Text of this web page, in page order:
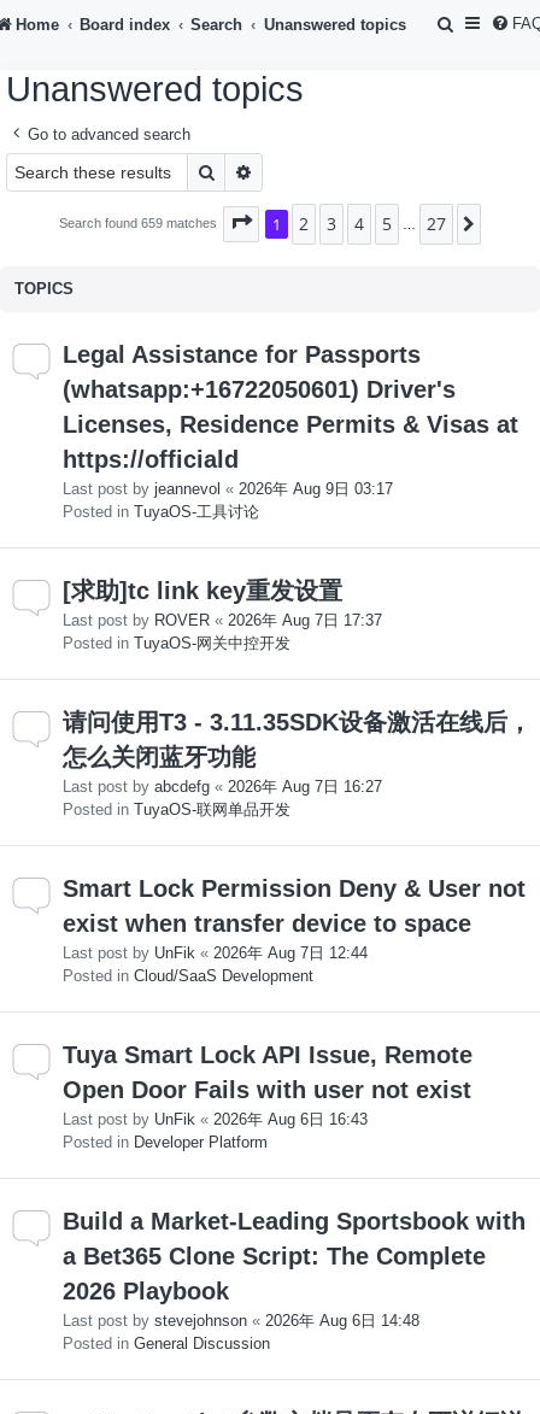
Home Board index Search Unanswered topics
S
Unanswered topics
Go to advanced search
Search
Search found 659 matches Page 1of27
1 2 3 4 5 27
TOPICS
Legal Assistance for Passports
(whatsapp:+16722050601) Driver's
Licenses, Residence Permits & Visas at
https://officiald
Last post by jeannevol « 2026年 Aug 9日 03:17
Posted in TuyaOS-工具讨论
[求助]tc link key重发设置
Last post by ROVER « 2026年 Aug 7日 17:37
Posted in TuyaOS-网关中控开发
请问使用T3 - 3.11.35SDK设备激活在线后，
怎么关闭蓝牙功能
Last post by abcdefg « 2026年 Aug 7日 16:27
Posted in TuyaOS-联网单品开发
Smart Lock Permission Deny & User not
exist when transfer device to space
Last post by UnFik « 2026年 Aug 7日 12:44
Posted in Cloud/SaaS Development
Tuya Smart Lock API Issue, Remote
Open Door Fails with user not exist
Last post by UnFik « 2026年 Aug 6日 16:43
Posted in Developer Platform
Build a Market-Leading Sportsbook with
a Bet365 Clone Script: The Complete
2026 Playbook
Last post by stevejohnson « 2026年 Aug 6日 14:48
Posted in General Discussion